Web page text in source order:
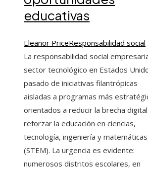
educativas
Eleanor PriceResponsabilidad social
La responsabilidad social
sector tecnológico en Estados
pasado de iniciativas filantrópicas
aisladas a programas más
orientados a reducir la brecha
reforzar la educación en ciencias,
tecnología, ingeniería y matemáticas
(STEM). La urgencia es evidente:
numerosos distritos escolares, en